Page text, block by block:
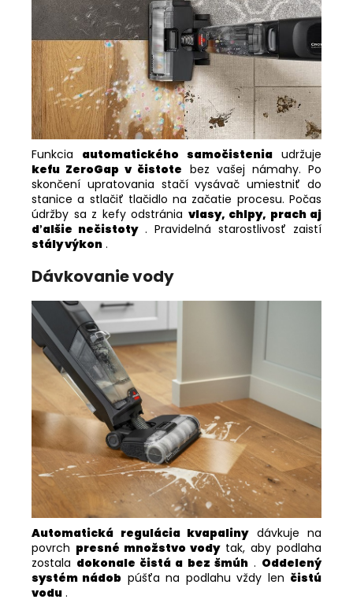
Funkcia automatického samočisteniaudržuje
kefu ZeroGap v čistote bez vašej námahy. Po
skončení upratovania stačí vysávač umiestniť do
stanice a stlačiť tlačidlo na začatie procesu. Počas
údržby sa z kefy odstránia vlasy, chlpy, prach aj
ďalšie nečistoty. Pravidelná starostlivosť zaistí
stály výkon .
Dávkovanie vody
Automatická regulácia kvapalinydávkuje na
povrch presné množstvo vodytak, aby podlaha
zostala dokonale čistá a bez šmúh. Oddelený
systém nádob púšťa na podlahu vždy len čistú
vodu .